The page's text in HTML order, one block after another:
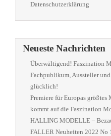
Datenschutzerklärung
Neueste Nachrichten
Überwältigend! Faszination
Fachpublikum, Aussteller
glücklich!
Premiere für Europas
kommt auf die Faszination
HALLING MODELLE –
FALLER Neuheiten 2022